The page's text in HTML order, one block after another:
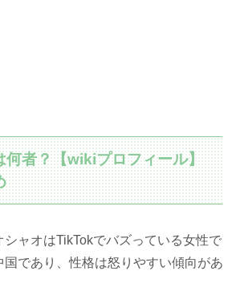
何者？【wikiプロフィール】
シャオはTikTokでバズっている女性で
であり、性格は怒りやすい傾向があ